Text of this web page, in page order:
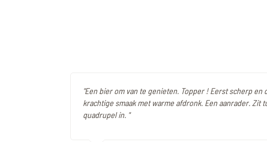
"Een bier om van te genieten. Topper ! Eerst scherp en
krachtige smaak met warme afdronk. Een aanrader. Zit
quadrupel in. "